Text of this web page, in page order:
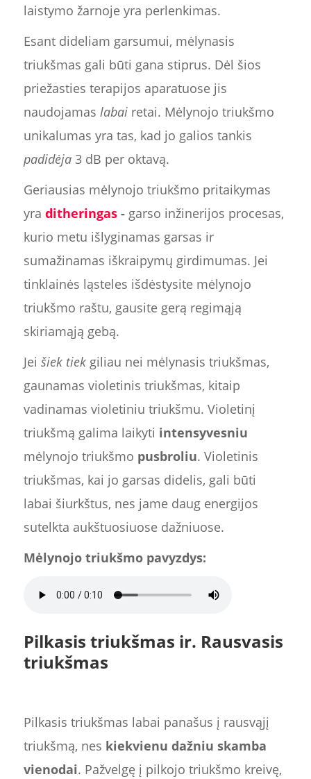
laistymo žarnoje yra perlenkimas.
Esant dideliam garsumui, mėlynasis
triukšmas gali būti gana stiprus. Dėl šios
priežasties terapijos aparatuose jis
naudojamas labairetai. Mėlynojo triukšmo
unikalumas yra tas, kad jo galios tankis
padidėja3 dB per oktavą.
Geriausias mėlynojo triukšmo pritaikymas
yra ditheringas -garso inžinerijos procesas,
kurio metu išlyginamas garsas ir
sumažinamas iškraipymų girdimumas. Jei
tinklainės ląsteles išdėstysite mėlynojo
triukšmo raštu, gausite gerą regimąją
skiriamąją gebą.
Jei šiek tiekgiliau nei mėlynasis triukšmas,
gaunamas violetinis triukšmas, kitaip
vadinamas violetiniu triukšmu. Violetinį
triukšmą galima laikyti intensyvesniu
mėlynojo triukšmo pusbroliu. Violetinis
triukšmas, kai jo garsas didelis, gali būti
labai šiurkštus, nes jame daug energijos
sutelkta aukštuosiuose dažniuose.
Mėlynojo triukšmo pavyzdys:
Pilkasis triukšmas ir. Rausvasis
triukšmas
Pilkasis triukšmas labai panašus į rausvąjį
triukšmą, nes kiekvienu dažniu skamba
vienodai. Pažvelgę į pilkojo triukšmo kreivę,